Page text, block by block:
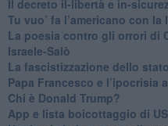
Il decreto il-libertà e in-
Tu vuo’ fa l’americano con
La poesia contro gli orrori di
Israele-Salò
​La fascistizzazione dello
Papa Francesco e l’ipocrisia
​Chi è Donald Trump?
App e lista boicottaggio di